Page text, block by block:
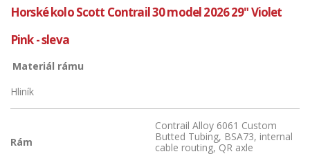
Horské kolo Scott Contrail 30 model 2026 29" Violet
Pink - sleva
Materiál rámu
Hliník
Rám
Contrail Alloy 6061 Custom
Butted Tubing, BSA73, internal
cable routing, QR axle